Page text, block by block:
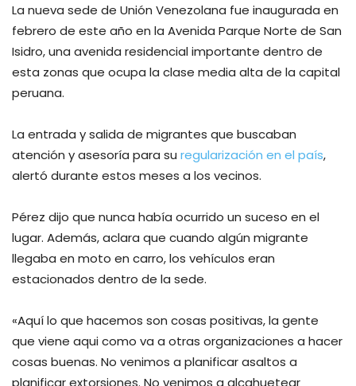
La nueva sede de Unión Venezolana fue inaugurada en
febrero de este año en la Avenida Parque Norte de San
Isidro, una avenida residencial importante dentro de
esta zonas que ocupa la clase media alta de la capital
peruana.
La entrada y salida de migrantes que buscaban
atención y asesoría para su regularización en el país,
alertó durante estos meses a los vecinos.
Pérez dijo que nunca había ocurrido un suceso en el
lugar. Además, aclara que cuando algún migrante
llegaba en moto en carro, los vehículos eran
estacionados dentro de la sede.
«Aquí lo que hacemos son cosas positivas, la gente
que viene aqui como va a otras organizaciones a hacer
cosas buenas. No venimos a planificar asaltos a
planificar extorsiones. No venimos a alcahuetear